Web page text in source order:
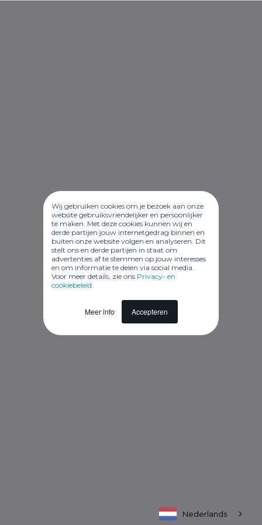
Wij gebruiken cookies om je bezoek aan onze
website gebruiksvriendelijker en persoonlijker
te maken. Met deze cookies kunnen wij en
derde partijen jouw internetgedrag binnen en
buiten onze website volgen en analyseren. Dit
stelt ons en derde partijen in staat om
advertenties af te stemmen op jouw interesses
en om informatie te delen via social media.
Voor meer details, zie ons Privacy- en
cookiebeleid
Meer info Accepteren
Nederlands